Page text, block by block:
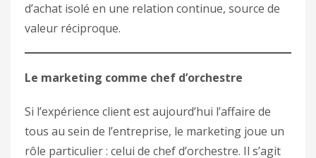
d’achat isolé en une relation continue, source de
valeur réciproque.
Le marketing comme chef d’orchestre
Si l’expérience client est aujourd’hui l’affaire de
tous au sein de l’entreprise, le marketing joue un
rôle particulier : celui de chef d’orchestre. Il s’agit